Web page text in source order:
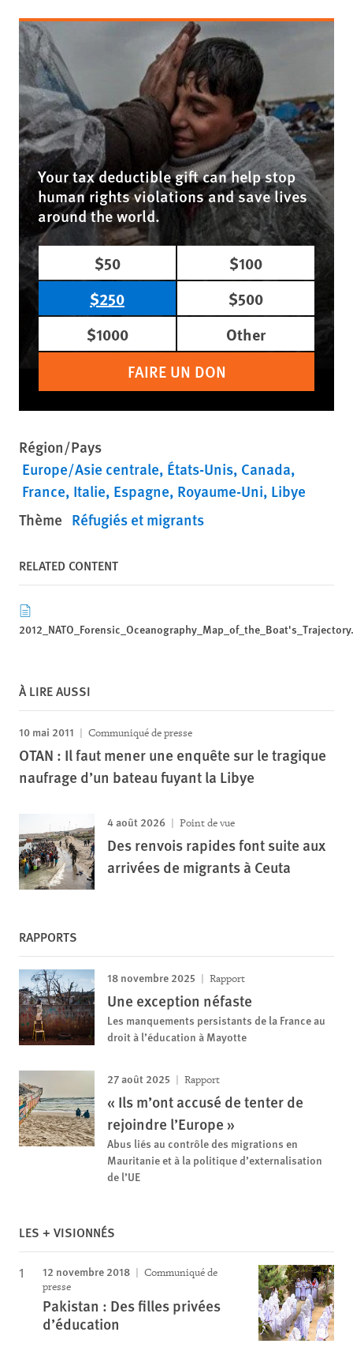
Your tax deductible gift can help stop
human rights violations and save lives
around the world.
$50
$100
$250
$500
$1000
Other
FAIRE UN DON
Région/Pays
Europe/Asie centrale États-Unis Canada
France Italie Espagne Royaume-Uni Libye
Thème Réfugiés et migrants
RELATED CONTENT
À LIRE AUSSI
10 mai 2011 Communiqué de presse
OTAN : Il faut mener une enquête sur le tragique
naufrage d’un bateau fuyant la Libye
4 août 2026 Point de vue
Des renvois rapides font suite aux
arrivées de migrants à Ceuta
RAPPORTS
18 novembre 2025 Rapport
Une exception néfaste
Les manquements persistants de la France au
droit à l’éducation à Mayotte
27 août 2025 Rapport
« Ils m’ont accusé de tenter de
rejoindre l’Europe »
Abus liés au contrôle des migrations en
Mauritanie et à la politique d’externalisation
de l’UE
LES + VISIONNÉS
12 novembre 2018
Communiqué de
presse
Pakistan : Des filles privées
d’éducation